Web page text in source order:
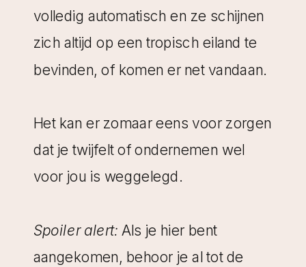
volledig automatisch en ze schijnen
zich altijd op een tropisch eiland te
bevinden, of komen er net vandaan.
Het kan er zomaar eens voor zorgen
dat je twijfelt of ondernemen wel
voor jou is weggelegd.
Spoiler alert: Als je hier bent
aangekomen, behoor je al tot de